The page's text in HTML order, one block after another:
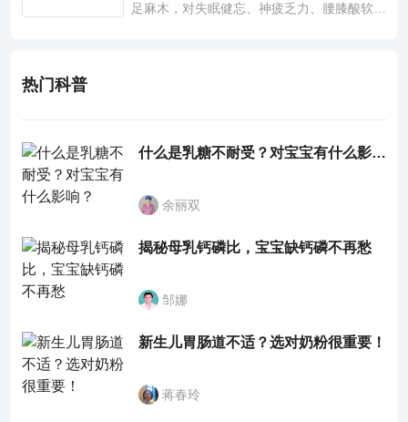
足麻木，对失眠健忘、神疲乏力、腰膝酸软也
热门科普
什么是乳糖不耐受？对宝宝有什么影响？
余丽双
揭秘母乳钙磷比，宝宝缺钙磷不再愁
邹娜
新生儿胃肠道不适？选对奶粉很重要！
蒋春玲